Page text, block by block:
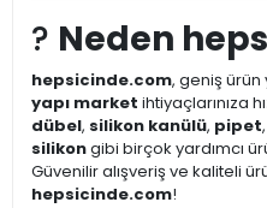
? Neden
hepsicinde.com, geniş
yapı market ihtiyaçlarınıza
dübel, silikon kanülü, pipet,
silikongibi birçok yardımcı
Güvenilir alışveriş ve kaliteli
hepsicinde.com!